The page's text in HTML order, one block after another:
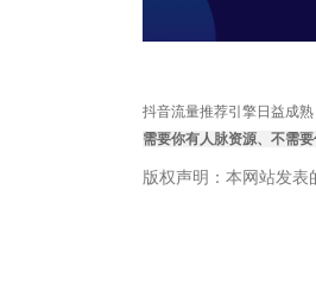
抖音流量推荐引擎日益成
需要你有人脉资源、不需要
版权声明：本网站发